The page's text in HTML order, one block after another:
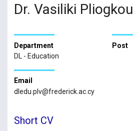
Dr. Vasiliki Pliogkou
Department
DL - Education
Post
Email
dledu.plv@frederick.ac.cy
Short CV